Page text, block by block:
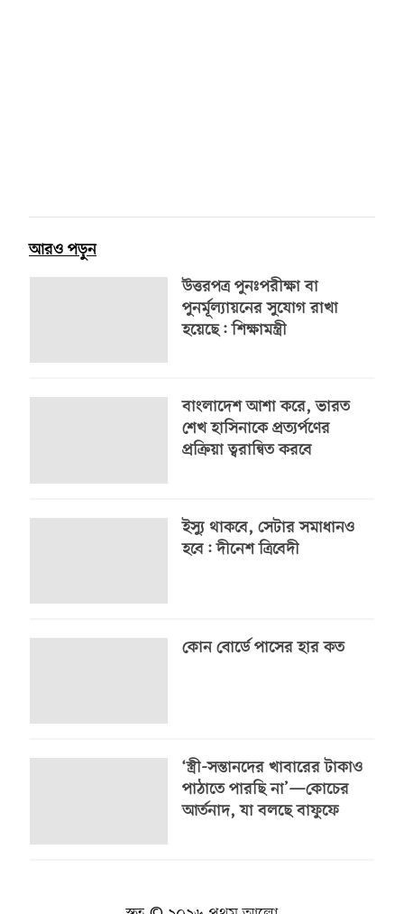
আরও পড়ুন
উত্তরপত্র পুনঃপরীক্ষা বা
পুনর্মূল্যায়নের সুযোগ রাখা
হয়েছে: শিক্ষামন্ত্রী
বাংলাদেশ আশা করে, ভারত
শেখ হাসিনাকে প্রত্যর্পণের
প্রক্রিয়া ত্বরান্বিত করবে
ইস্যু থাকবে, সেটার সমাধানও
হবে: দীনেশ ত্রিবেদী
কোন বোর্ডে পাসের হার কত
‘স্ত্রী-সন্তানদের খাবারের টাকাও
পাঠাতে পারছি না’—কোচের
আর্তনাদ, যা বলছে বাফুফে